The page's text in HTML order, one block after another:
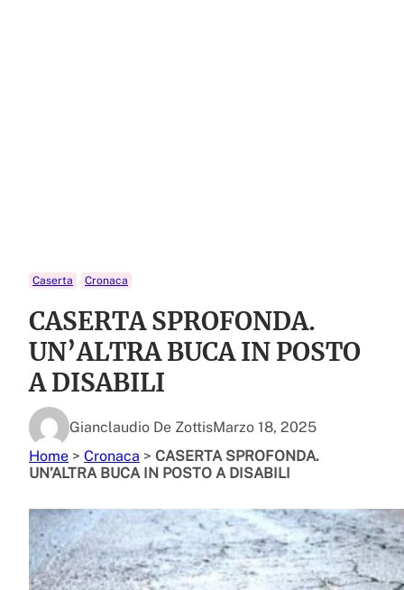
Caserta Cronaca
CASERTA SPROFONDA.
UN’ALTRA BUCA IN POSTO
A DISABILI
Gianclaudio De ZottisMarzo 18, 2025
Home > Cronaca > CASERTA SPROFONDA.
UN’ALTRA BUCA IN POSTO A DISABILI